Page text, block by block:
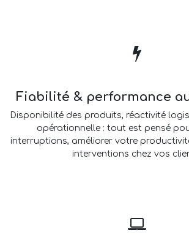
Fiabilité & performance
Disponibilité des produits, réactivité
opérationnelle : tout est pensé
interruptions, améliorer votre
interventions chez vos